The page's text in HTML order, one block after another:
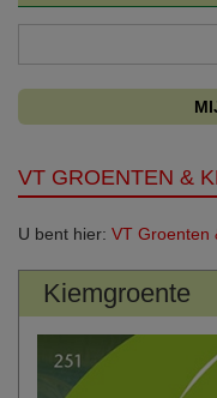
VT GROENTEN &
U bent hier: VT Groenten
Kiemgroente